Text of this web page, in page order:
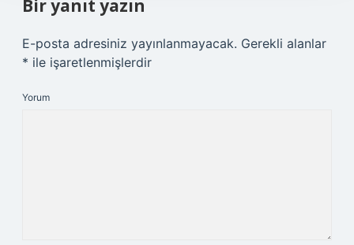
Bir yanıt yazın
E-posta adresiniz yayınlanmayacak. Gerekli alanlar
* ile işaretlenmişlerdir
Yorum